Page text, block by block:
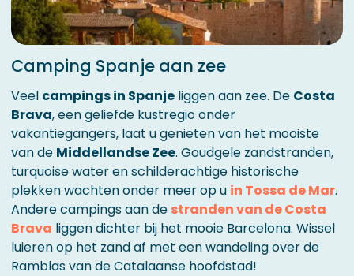
Camping Spanje aan zee
Veel campings in Spanje liggen aan zee. De Costa
Brava, een geliefde kustregio onder
vakantiegangers, laat u genieten van het mooiste
van de Middellandse Zee. Goudgele zandstranden,
turquoise water en schilderachtige historische
plekken wachten onder meer op u in Tossa de Mar.
Andere campings aan de stranden van de Costa
Brava liggen dichter bij het mooie Barcelona. Wissel
luieren op het zand af met een wandeling over de
Ramblas van de Catalaanse hoofdstad!